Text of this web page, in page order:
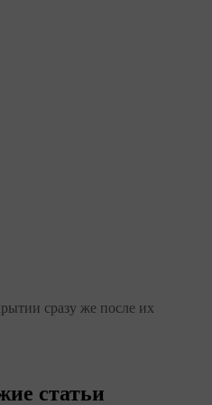
сразу же после их
статьи